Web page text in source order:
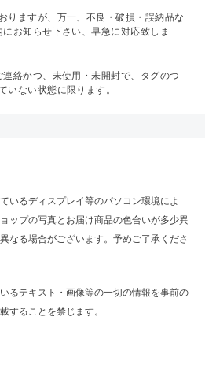
りますが、万一、不良・破損・誤納品な
お知らせ下さい、早急に対応致しま
絡かつ、未使用・未開封で、タグのつ
いない状態に限ります。
いるディスプレイ等のパソコン環境によ
ップの写真とお届け商品の色合いが多少異
なる場合がございます。予めご了承くださ
るテキスト・画像等の一切の情報を事前の
することを禁じます。